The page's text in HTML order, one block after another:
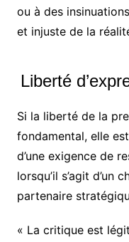
ou à des
et injuste de la
Liberté
Si la liberté de la
fondamental, elle
d’une exigence de
lorsqu’il s’agit d’un
partenaire
« La critique est